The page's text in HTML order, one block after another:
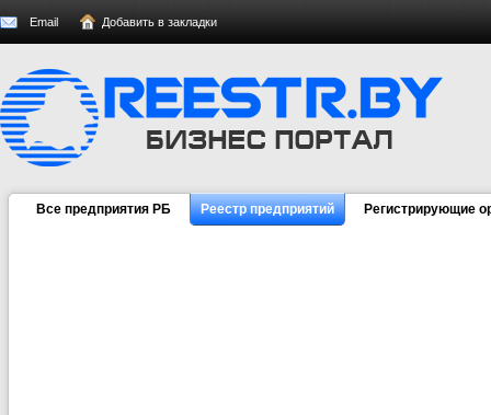
Email Добавить в закладки
Все предприятия РБ Реестр предприятий Регистрирующие